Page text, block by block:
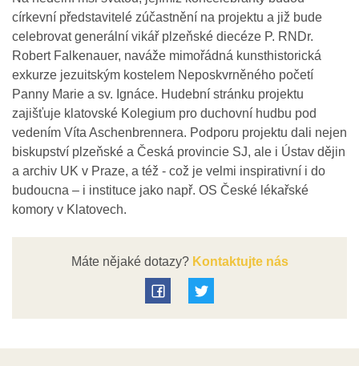
církevní představitelé zúčastnění na projektu a již bude
celebrovat generální vikář plzeňské diecéze P. RNDr.
Robert Falkenauer, naváže mimořádná kunsthistorická
exkurze jezuitským kostelem Neposkvrněného početí
Panny Marie a sv. Ignáce. Hudební stránku projektu
zajišťuje klatovské Kolegium pro duchovní hudbu pod
vedením Víta Aschenbrennera. Podporu projektu dali nejen
biskupství plzeňské a Česká provincie SJ, ale i Ústav dějin
a archiv UK v Praze, a též - což je velmi inspirativní i do
budoucna – i instituce jako např. OS České lékařské
komory v Klatovech.
Máte nějaké dotazy?Kontaktujte nás